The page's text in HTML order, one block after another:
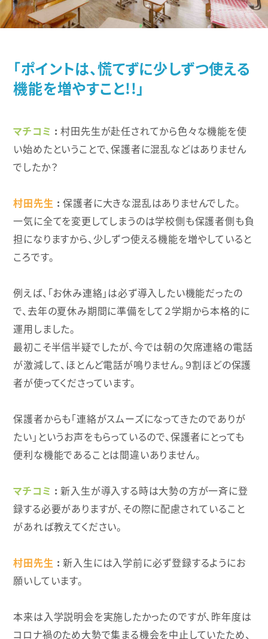
「ポイントは、慌てずに少しずつ使える
機能を増やすこと!!」
マチコミ
村田先生が赴任されてから色々な機能を使
い始めたということで、保護者に混乱などはありません
でしたか？
村田先生
保護者に大きな混乱はありませんでした。
一気に全てを変更してしまうのは学校側も保護者側も負
担になりますから、少しずつ使える機能を増やしていると
ころです。
例えば、「お休み連絡」は必ず導入したい機能だったの
で、去年の夏休み期間に準備をして２学期から本格的に
運用しました。
最初こそ半信半疑でしたが、今では朝の欠席連絡の電話
が激減して、ほとんど電話が鳴りません。９割ほどの保護
者が使ってくださっています。
保護者からも「連絡がスムーズになってきたのでありが
たい」というお声をもらっているので、保護者にとっても
便利な機能であることは間違いありません。
マチコミ
新入生が導入する時は大勢の方が一斉に登
録する必要がありますが、その際に配慮されていること
があれば教えてください。
村田先生
新入生には入学前に必ず登録するようにお
願いしています。
本来は入学説明会を実施したかったのですが、昨年度は
コロナ禍のため大勢で集まる機会を中止していたため、